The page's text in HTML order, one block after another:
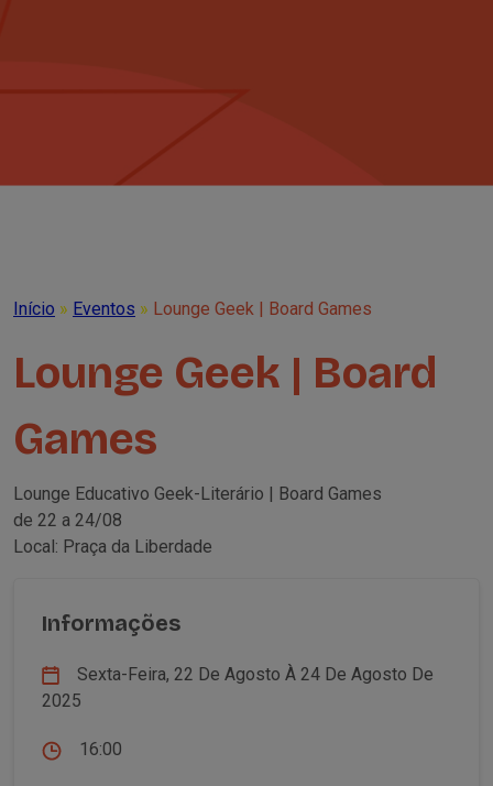
Início » Eventos » Lounge Geek | Board Games
Lounge Geek | Board
Games
Lounge Educativo Geek-Literário | Board Games
de 22 a 24/08
Local: Praça da Liberdade
Informações
Sexta-Feira, 22 De Agosto À 24 De Agosto De
2025
16:00